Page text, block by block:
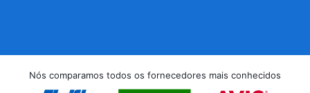
Nós comparamos todos os fornecedores mais conhecidos